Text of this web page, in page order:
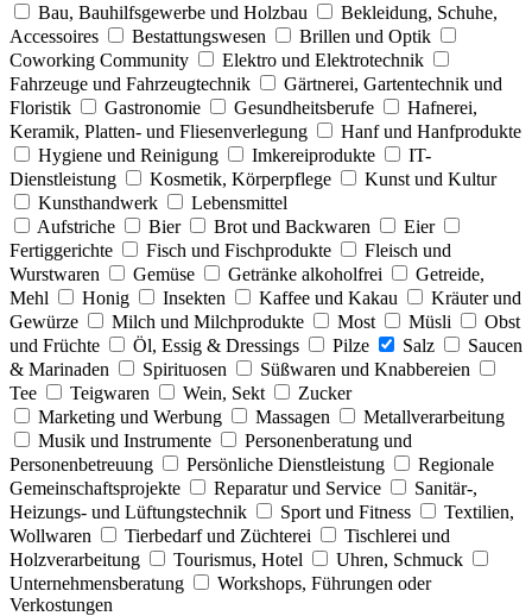
Bau, Bauhilfsgewerbe und Holzbau
Bekleidung, Schuhe,
Accessoires
Bestattungswesen
Brillen und Optik
Coworking Community
Elektro und Elektrotechnik
Fahrzeuge und Fahrzeugtechnik
Gärtnerei, Gartentechnik und
Floristik
Gastronomie Gesundheitsberufe
Hafnerei,
Keramik, Platten- und Fliesenverlegung
Hanf und Hanfprodukte
Hygiene und Reinigung
Imkereiprodukte
IT-
Dienstleistung
Kosmetik, Körperpflege
Kunst und Kultur
Kunsthandwerk
Lebensmittel
Aufstriche
Bier Brot und Backwaren
Eier
Fertiggerichte
Fisch und Fischprodukte
Fleisch und
Wurstwaren
Gemüse Getränke alkoholfrei
Getreide,
Mehl
Honig Insekten Kaffee und Kakau
Kräuter und
Gewürze
Milch und Milchprodukte Most Müsli
Obst
und Früchte
Öl, Essig & Dressings Pilze Salz
Saucen
& Marinaden
Spirituosen
Süßwaren und Knabbereien
Tee
Teigwaren Wein, Sekt
Zucker
Marketing und Werbung
Massagen
Metallverarbeitung
Musik und Instrumente
Personenberatung und
Personenbetreuung
Persönliche Dienstleistung
Regionale
Gemeinschaftsprojekte
Reparatur und Service
Sanitär-,
Heizungs- und Lüftungstechnik
Sport und Fitness
Textilien,
Wollwaren
Tierbedarf und Züchterei
Tischlerei und
Holzverarbeitung
Tourismus, Hotel
Uhren, Schmuck
Unternehmensberatung
Workshops, Führungen oder
Verkostungen